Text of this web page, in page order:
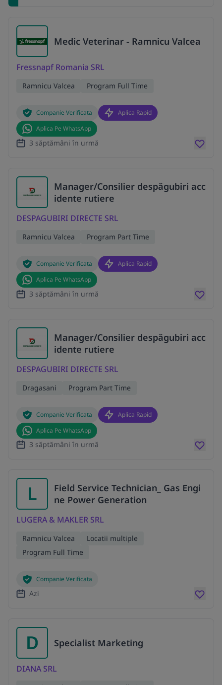
Medic Veterinar - Ramnicu Valcea
Fressnapf Romania SRL
Ramnicu Valcea Program Full Time
Companie Verificata
Aplica Rapid
Aplica Pe WhatsApp
3 săptămâni în urmă
Manager/Consilier despăgubiri acc
idente rutiere
DESPAGUBIRI DIRECTE SRL
Ramnicu Valcea Program Part Time
Companie Verificata
Aplica Rapid
Aplica Pe WhatsApp
3 săptămâni în urmă
Manager/Consilier despăgubiri acc
idente rutiere
DESPAGUBIRI DIRECTE SRL
Dragasani Program Part Time
Companie Verificata
Aplica Rapid
Aplica Pe WhatsApp
3 săptămâni în urmă
L
Field Service Technician_ Gas Engi
ne Power Generation
LUGERA & MAKLER SRL
Ramnicu Valcea
Locatii multiple
Program Full Time
Companie Verificata
Azi
D Specialist Marketing
DIANA SRL